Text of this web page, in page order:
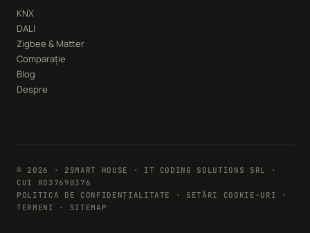
KNX
DALI
Zigbee & Matter
Comparație
Blog
Despre
© 2026 · 2SMART HOUSE · IT CODING SOLUTIONS SRL ·
CUI RO37690376
POLITICA DE CONFIDENȚIALITATE
· SETĂRI COOKIE-URI ·
TERMENI · SITEMAP